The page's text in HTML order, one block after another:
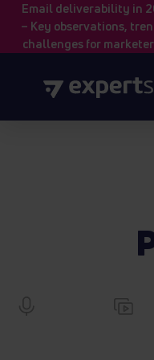
Email deliverability in
– Key observations,
challenges for